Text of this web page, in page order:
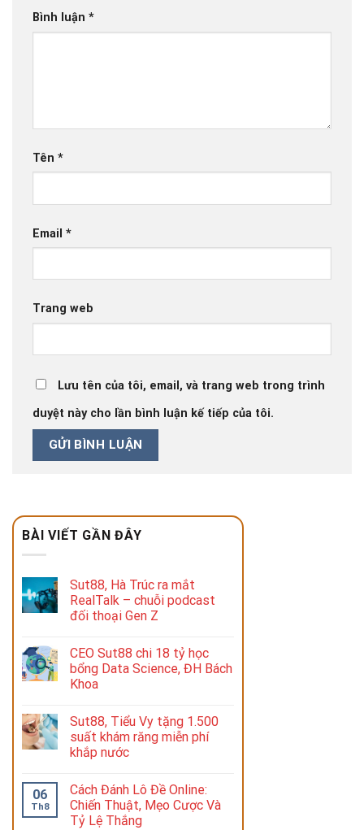
Bình luận *
Tên *
Email *
Trang web
Lưu tên của tôi, email, và trang web trong trình
duyệt này cho lần bình luận kế tiếp của tôi.
BÀI VIẾT GẦN ĐÂY
Sut88, Hà Trúc ra mắt
RealTalk – chuỗi podcast
đối thoại Gen Z
CEO Sut88 chi 18 tỷ học
bổng Data Science, ĐH Bách
Khoa
Sut88, Tiểu Vy tặng 1.500
suất khám răng miễn phí
khắp nước
06
Th8
Cách Đánh Lô Đề Online:
Chiến Thuật, Mẹo Cược Và
Tỷ Lệ Thắng